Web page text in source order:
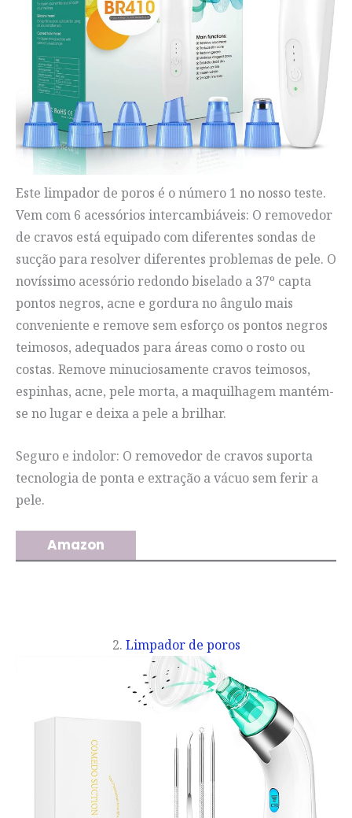
Este limpador de poros é o número 1 no nosso teste.
Vem com 6 acessórios intercambiáveis: O removedor
de cravos está equipado com diferentes sondas de
sucção para resolver diferentes problemas de pele. O
novíssimo acessório redondo biselado a 37º capta
pontos negros, acne e gordura no ângulo mais
conveniente e remove sem esforço os pontos negros
teimosos, adequados para áreas como o rosto ou
costas. Remove minuciosamente cravos teimosos,
espinhas, acne, pele morta, a maquilhagem mantém-
se no lugar e deixa a pele a brilhar.
Seguro e indolor: O removedor de cravos suporta
tecnologia de ponta e extração a vácuo sem ferir a
pele.
Amazon
2. Limpador de poros